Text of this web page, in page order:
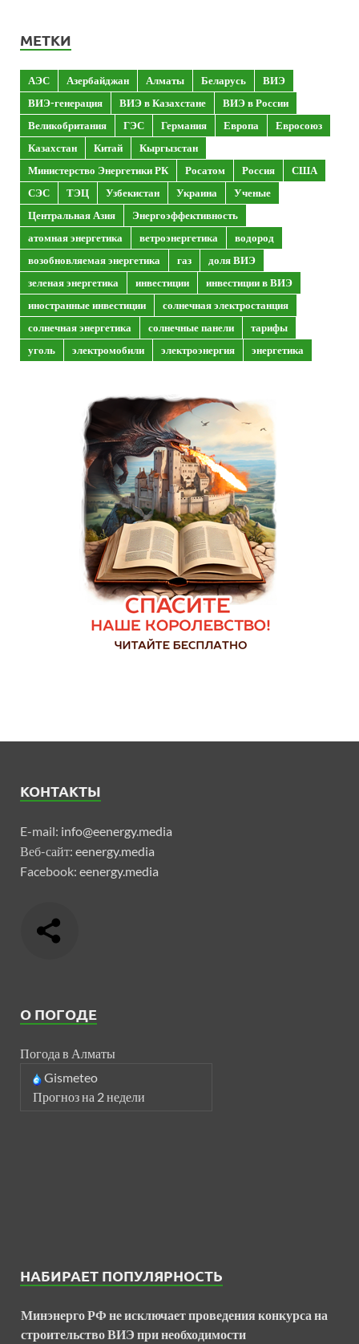
МЕТКИ
АЭС Азербайджан Алматы Беларусь
ВИЭ
ВИЭ-генерация
ВИЭ в Казахстане
ВИЭ в России
Великобритания
ГЭС Германия Европа
Евросоюз
Казахстан
Китай
Кыргызстан
Министерство Энергетики РК
Росатом Россия
США
СЭС
ТЭЦ Узбекистан Украина
Ученые
Центральная Азия
Энергоэффективность
атомная энергетика
ветроэнергетика
водород
возобновляемая энергетика
газ
доля ВИЭ
зеленая энергетика
инвестиции
инвестиции в ВИЭ
иностранные инвестиции
солнечная электростанция
солнечная энергетика
солнечные панели
тарифы
уголь
электромобили электроэнергия энергетика
КОНТАКТЫ
E-mail: info@eenergy.media
Веб-сайт: eenergy.media
Facebook: eenergy.media
О ПОГОДЕ
Погода в Алматы
Gismeteo
Прогноз на 2 недели
НАБИРАЕТ ПОПУЛЯРНОСТЬ
Минэнерго РФ не исключает проведения конкурса на
строительство ВИЭ при необходимости